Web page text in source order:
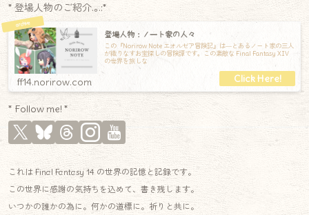
* 登場人物のご紹介.｡.:*
登場人物：ノート家の人々
この『Norirow Note エオルゼア冒険記』は―とあるノート家の三人
が織りなすお宝探しの冒険譚です。この素敵な Final Fantasy XIV
の世界を旅しな
ff14.norirow.com
* Follow me! *
これは Final Fantasy 14 の世界の記憶と記録です。
この世界に感謝の気持ちを込めて、書き残します。
いつかの誰かの為に。何かの道標に。祈りと共に。